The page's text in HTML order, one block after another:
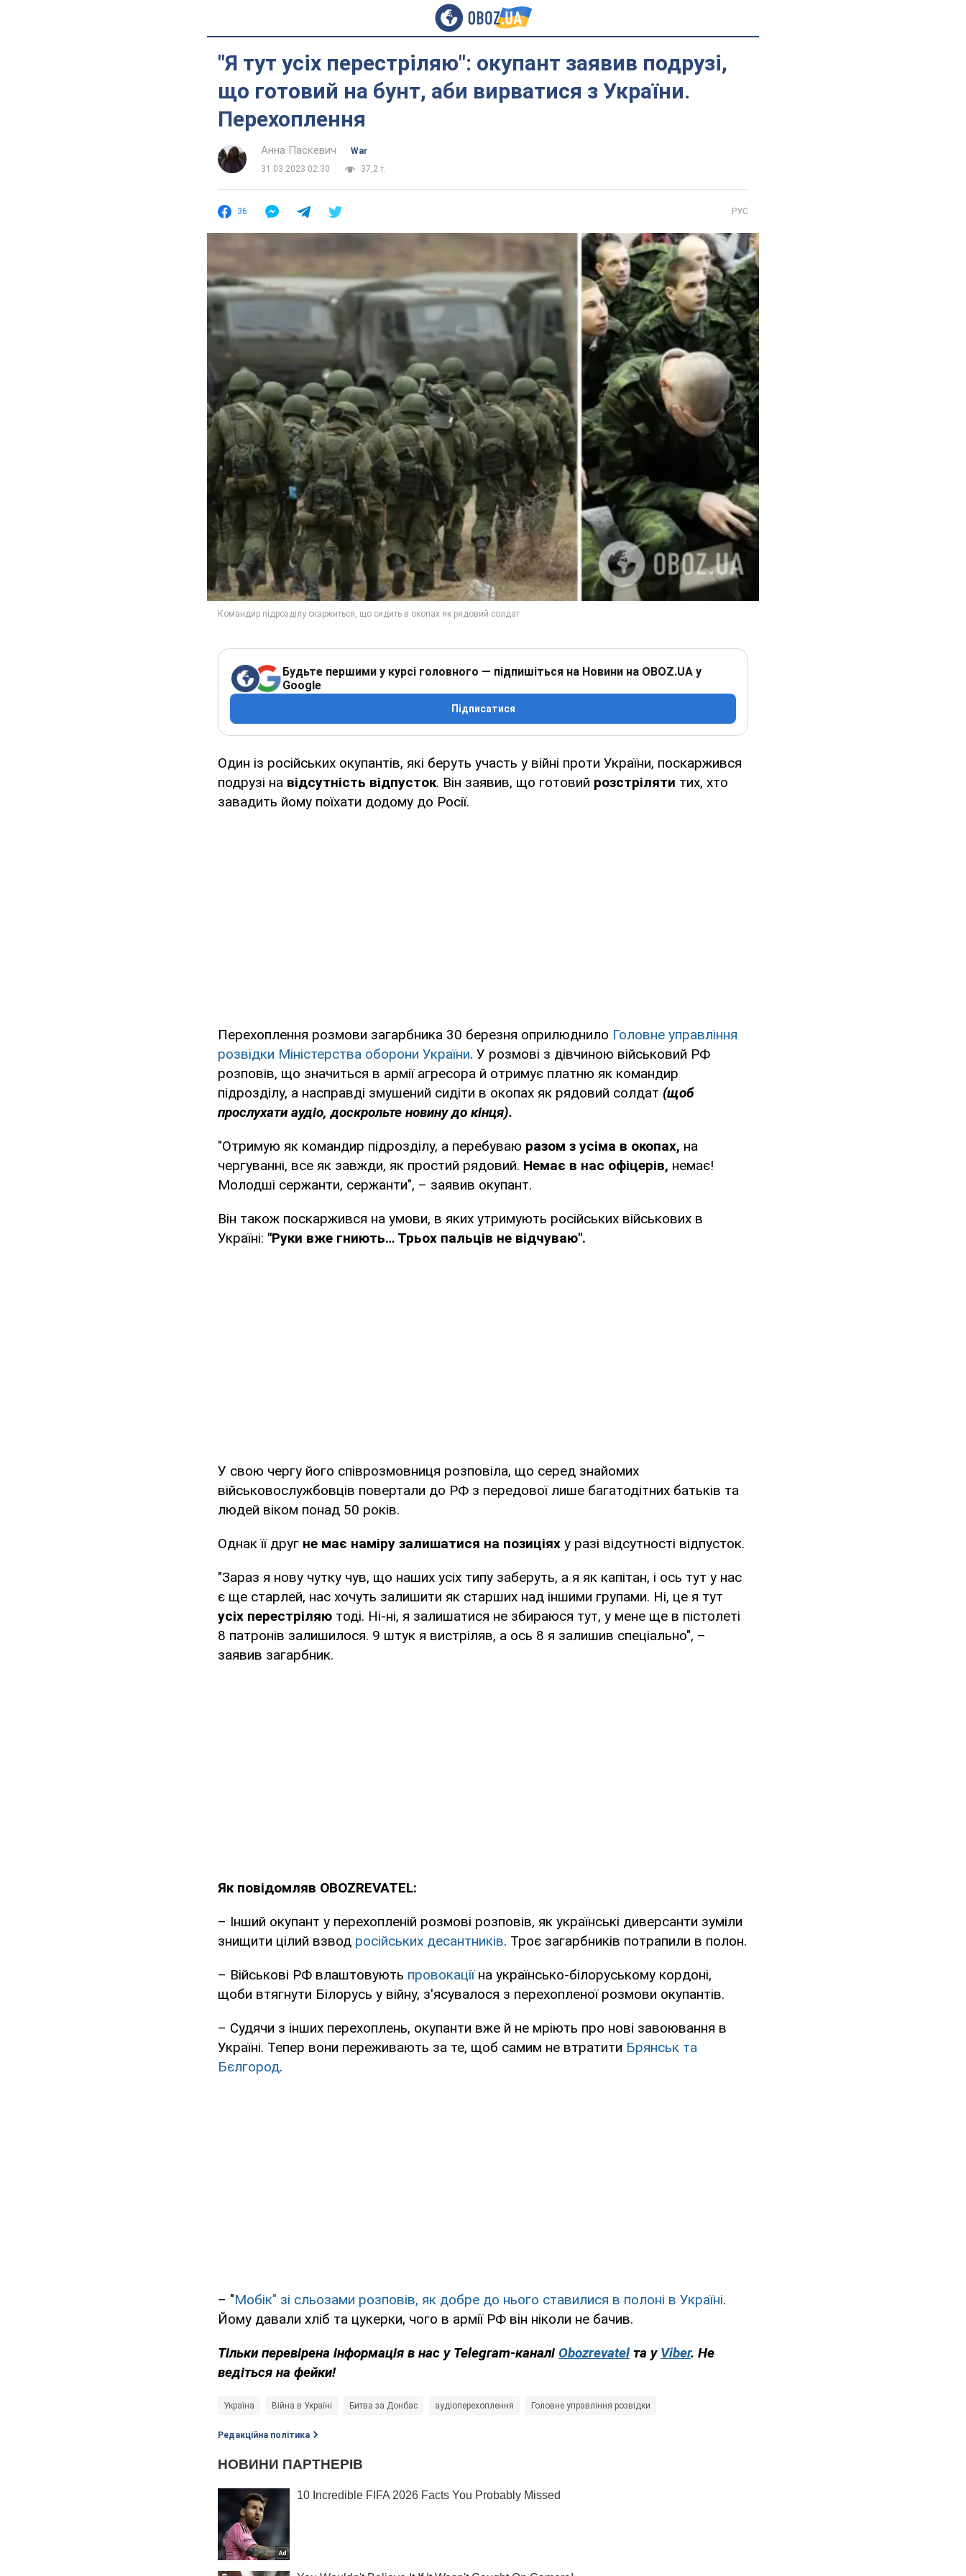
"Я тут усіх перестріляю": окупант заявив подрузі,
що готовий на бунт, аби вирватися з України.
Перехоплення
Анна Паскевич
War
31.03.2023 02:30
37,2 т.
36 РУС
Будьте першими у курсі головного — підпишіться на Новини на OBOZ.UA у
Google
Підписатися
Один із російських окупантів, які беруть участь у війні проти України, поскаржився
подрузі на відсутність відпусток. Він заявив, що готовий розстріляти тих, хто
завадить йому поїхати додому до Росії.
Перехоплення розмови загарбника 30 березня оприлюднило Головне управління
розвідки Міністерства оборони України. У розмові з дівчиною військовий РФ
розповів, що значиться в армії агресора й отримує платню як командир
підрозділу, а насправді змушений сидіти в окопах як рядовий солдат (щоб
прослухати аудіо, доскрольте новину до кінця).
"Отримую як командир підрозділу, а перебуваю разом з усіма в окопах, на
чергуванні, все як завжди, як простий рядовий. Немає в нас офіцерів, немає!
Молодші сержанти, сержанти", – заявив окупант.
Він також поскаржився на умови, в яких утримують російських військових в
Україні: "Руки вже гниють… Трьох пальців не відчуваю".
У свою чергу його співрозмовниця розповіла, що серед знайомих
військовослужбовців повертали до РФ з передової лише багатодітних батьків та
людей віком понад 50 років.
Однак її друг не має наміру залишатися на позиціях у разі відсутності відпусток.
"Зараз я нову чутку чув, що наших усіх типу заберуть, а я як капітан, і ось тут у нас
є ще старлей, нас хочуть залишити як старших над іншими групами. Ні, це я тут
усіх перестріляю тоді. Ні-ні, я залишатися не збираюся тут, у мене ще в пістолеті
8 патронів залишилося. 9 штук я вистріляв, а ось 8 я залишив спеціально", –
заявив загарбник.
Як повідомляв OBOZREVATEL:
– Інший окупант у перехопленій розмові розповів, як українські диверсанти зуміли
знищити цілий взвод російських десантників. Троє загарбників потрапили в полон.
– Військові РФ влаштовують провокаціїна українсько-білоруському кордоні,
щоби втягнути Білорусь у війну, з'ясувалося з перехопленої розмови окупантів.
– Судячи з інших перехоплень, окупанти вже й не мріють про нові завоювання в
Україні. Тепер вони переживають за те, щоб самим не втратити Брянськ та
Бєлгород.
– "Мобік" зі сльозами розповів, як добре до нього ставилися в полоні в Україні.
Йому давали хліб та цукерки, чого в армії РФ він ніколи не бачив.
Тільки перевірена інформація в нас у Telegram-каналі Obozrevatel та у Viber. Не
ведіться на фейки!
Україна Війна в Україні Битва за Донбас аудіоперехоплення Головне управління розвідки
Редакційна політика